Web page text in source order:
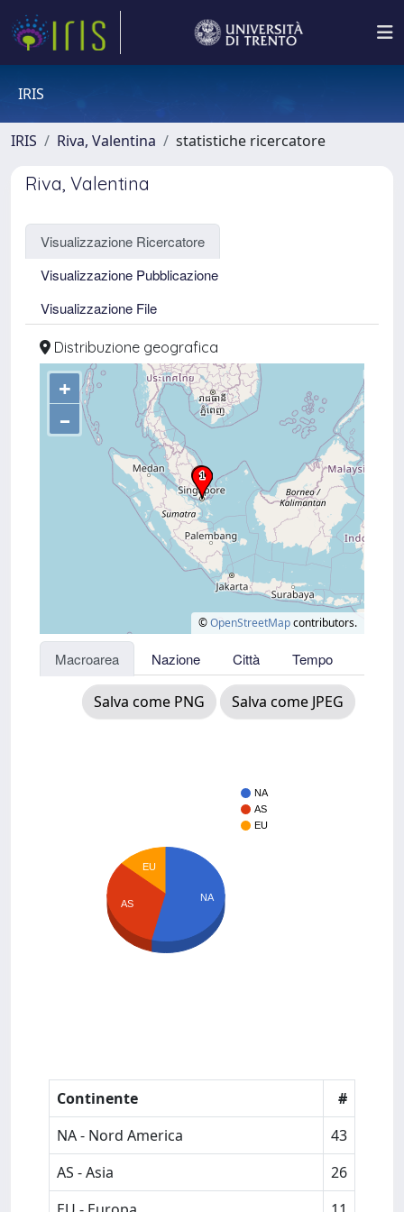
IRIS
IRIS Riva, Valentina statistiche ricercatore
Riva, Valentina
Visualizzazione Ricercatore
Visualizzazione Pubblicazione
Visualizzazione File
Distribuzione geografica
+
–
©OpenStreetMapcontributors.
Macroarea Nazione Città Tempo
Salva come PNG Salva come JPEG
NA
AS
EU
EU
AS
NA
Continente
#
NA - Nord America
43
AS - Asia
26